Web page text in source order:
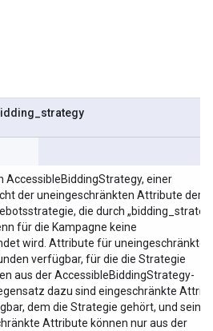
strategy
AccessibleBiddingStrategy, einer
der uneingeschränkten Attribute der
die durch
für die Kampagne keine
wird. Attribute für uneingeschränkte
verfügbar, für die die Strategie
aus der AccessibleBiddingStrategy-
dazu sind eingeschränkte
dem die Strategie gehört, und seine
Attribute können nur aus der